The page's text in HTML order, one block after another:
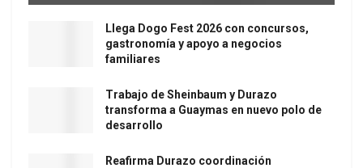
Llega Dogo Fest 2026 con concursos,
gastronomía y apoyo a negocios
familiares
Trabajo de Sheinbaum y Durazo
transforma a Guaymas en nuevo polo de
desarrollo
Reafirma Durazo coordinación